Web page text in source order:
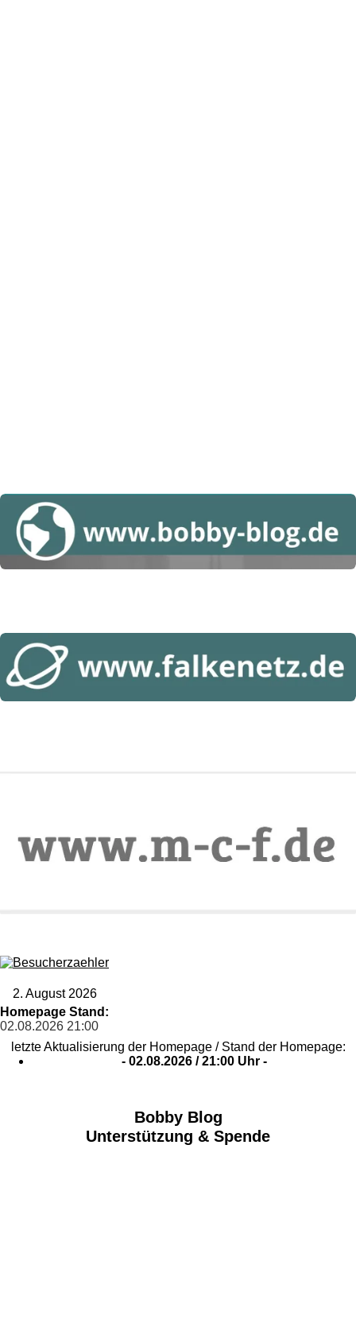
2. August 2026
Homepage Stand:
02.08.2026 21:00
letzte Aktualisierung der Homepage / Stand der Homepage:
- 02.08.2026 / 21:00 Uhr -
Bobby Blog
Unterstützung & Spende